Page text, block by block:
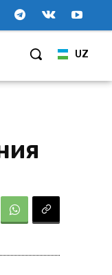
UZ